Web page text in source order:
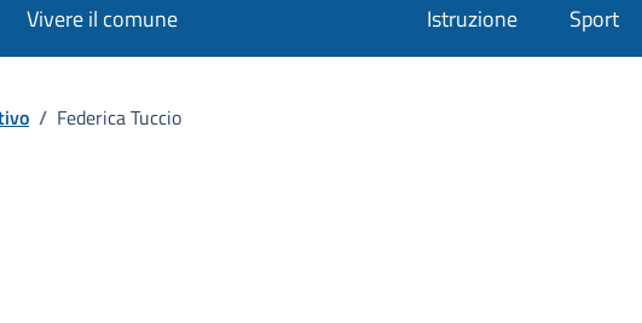
Vivere il comune Istruzione Sport
/ Federica Tuccio